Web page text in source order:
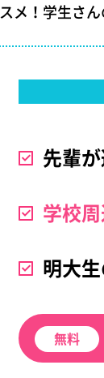
メ！学生さ
先輩
学校
明大